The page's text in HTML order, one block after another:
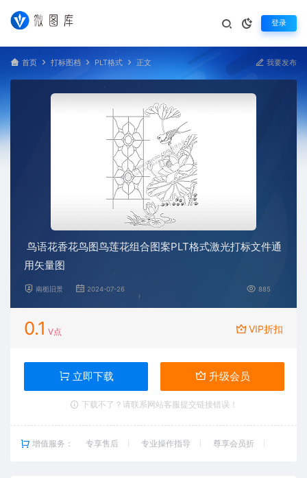
登录
首页 打标图档 PLT格式 正文 我要发布
鸟语花香花鸟图鸟莲花组合图案PLT格式激光打标文件通
用矢量图
南栀旧景 2024-07-26 885
0.1 V点 VIP折扣
立即下载 升级会员
下载不了？请联系网站客服提交链接错误！
增值服务： 专享售后 专业操作指导 尊享会员折